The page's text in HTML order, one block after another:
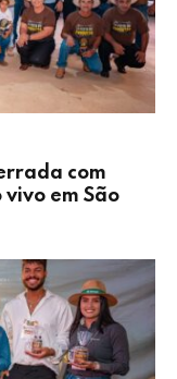
com
vivo em São